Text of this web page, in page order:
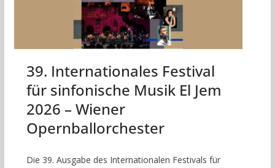
39. Internationales Festival
für sinfonische Musik El Jem
2026 – Wiener
Opernballorchester
Die 39. Ausgabe des Internationalen Festivals für